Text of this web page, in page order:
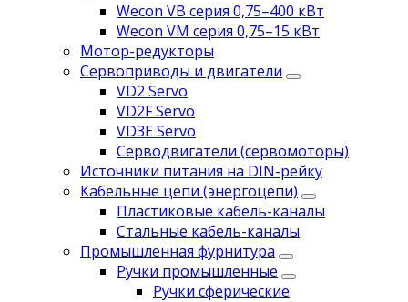
Wecon VB серия 0,75–400 кВт
Wecon VM серия 0,75–15 кВт
Мотор-редукторы
Сервоприводы и двигатели
VD2 Servo
VD2F Servo
VD3E Servo
Серводвигатели (сервомоторы)
Источники питания на DIN-рейку
Кабельные цепи (энергоцепи)
Пластиковые кабель-каналы
Стальные кабель-каналы
Промышленная фурнитура
Ручки промышленные
Ручки сферические